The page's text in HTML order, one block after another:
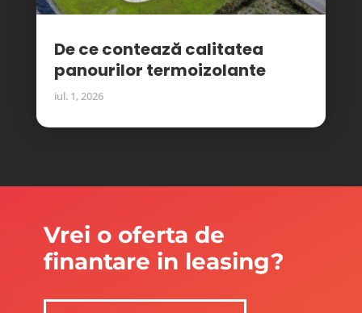
De ce contează calitatea
panourilor termoizolante
iul. 1, 2026
Vrei o oferta de
finantare in leasing?